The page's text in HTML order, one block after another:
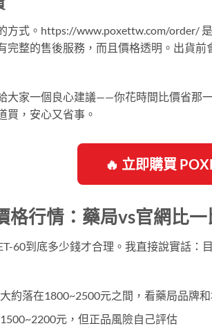
方式。https://www.poxettw.com/order/
完整的售後服務，而且價格透明。出貨
大家一個良心建議——你花時間比價省那
買，安心又省事。
🔥 立即購買
格行情：藥局vs官網比一
60到底多少錢才合理。我直接說實話：
大約落在1800~2500元之間，看藥局品牌
1500~2200元，但正品風險自己評估